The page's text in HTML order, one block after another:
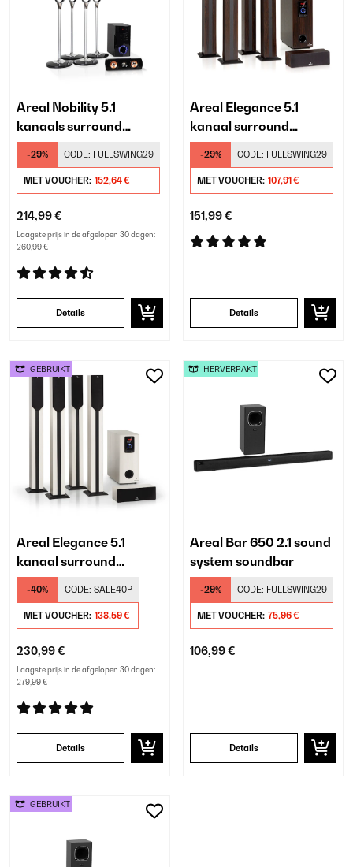
Areal Nobility 5.1
kanaals surround
system
-29% CODE: FULLSWING29
MET VOUCHER: 152,64 €
214,99 €
Laagste prijs in de afgelopen 30 dagen:
260,99 €
Details
Areal Elegance 5.1
kanaal surround
systeem
-29% CODE: FULLSWING29
MET VOUCHER: 107,91 €
151,99 €
Details
Areal Elegance 5.1
kanaal surround
systeem
-40% CODE: SALE40P
MET VOUCHER: 138,59 €
230,99 €
Laagste prijs in de afgelopen 30 dagen:
279,99 €
Details
GEBRUIKT
Areal Bar 650 2.1 sound
system soundbar
-29% CODE: FULLSWING29
MET VOUCHER: 75,96 €
106,99 €
Details
HERVERPAKT
GEBRUIKT